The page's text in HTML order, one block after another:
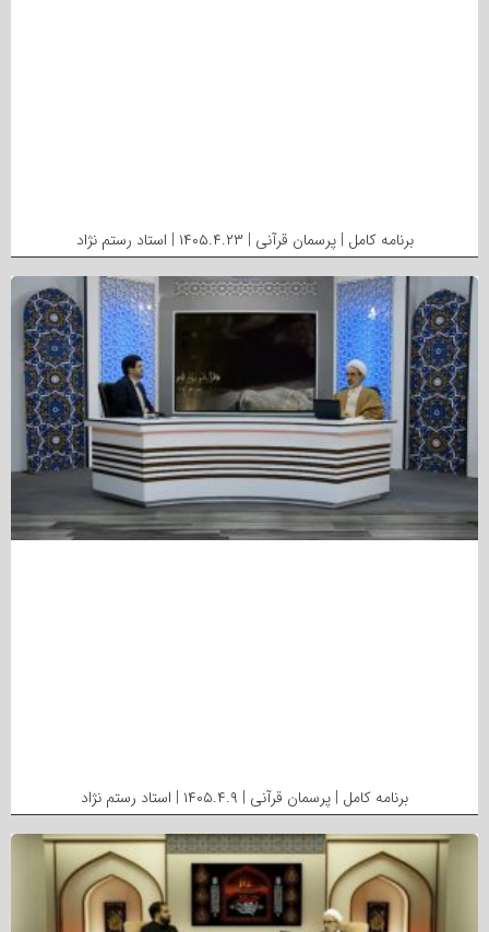
برنامه کامل | پرسمان قرآنی | ۱۴۰۵.۴.۲۳ | استاد رستم نژاد
برنامه کامل | پرسمان قرآنی | ۱۴۰۵.۴.۹ | استاد رستم نژاد